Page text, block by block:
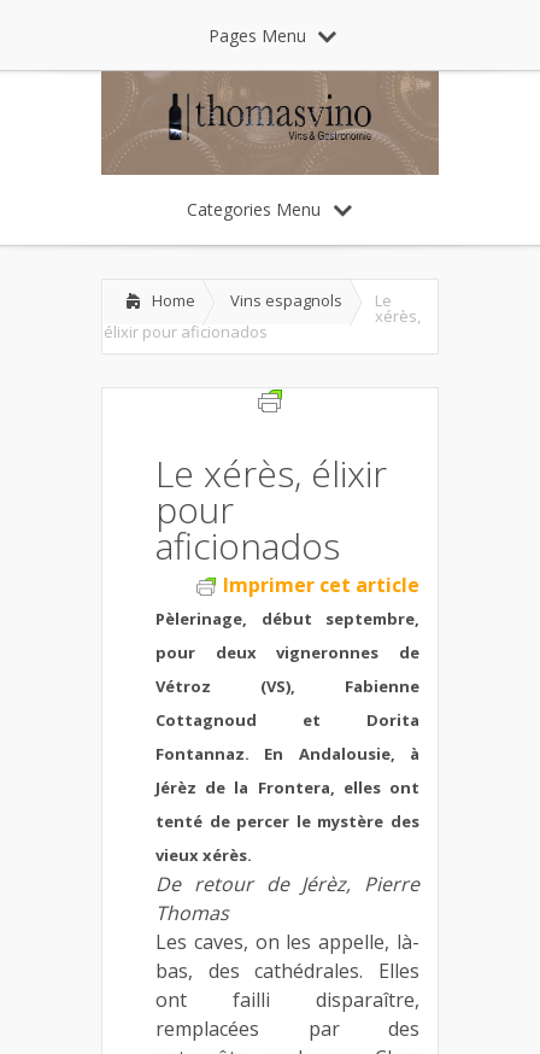
Pages Menu
Categories Menu
Home Vins espagnols Le
xérès,
élixir pour aficionados
Le xérès, élixir
pour
aficionados
Imprimer cet article
Pèlerinage, début septembre,
pour deux vigneronnes de
Vétroz (VS), Fabienne
Cottagnoud et Dorita
Fontannaz. En Andalousie, à
Jérèz de la Frontera, elles ont
tenté de percer le mystère des
vieux xérès.
De retour de Jérèz, Pierre
Thomas
Les caves, on les appelle, là-
bas, des cathédrales. Elles
ont failli disparaître,
remplacées par des